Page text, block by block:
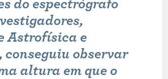
do espectrógrafo
Astrofísica e
, conseguiu observar
altura em que o